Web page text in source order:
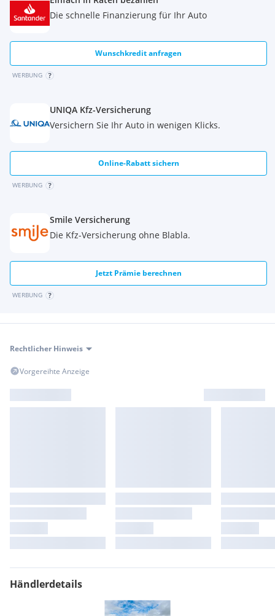
- Kontakt
o Mobil 1:
o E-Mail:office@eveautohandel at
Alle Angaben ohne Gewähr.
Die schnelle Finanzierung für Ihr Auto
Wunschkredit anfragen
WERBUNG
UNIQA Kfz-Versicherung
Versichern Sie Ihr Auto in wenigen Klicks.
Online-Rabatt sichern
WERBUNG
Smile Versicherung
Die Kfz-Versicherung ohne Blabla.
Jetzt Prämie berechnen
WERBUNG
Rechtlicher Hinweis
Vorgereihte Anzeige
Händlerdetails